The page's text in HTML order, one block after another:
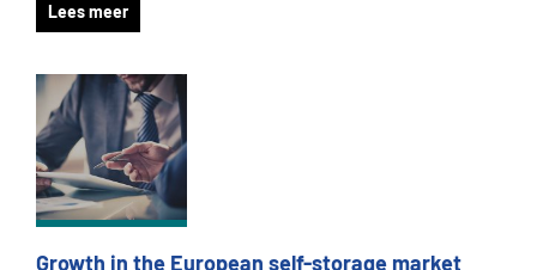
Lees meer
Growth in the European self-storage market